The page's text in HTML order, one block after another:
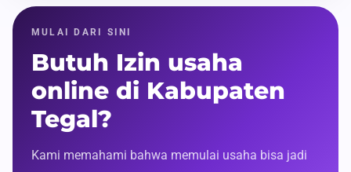
MULAI DARI SINI
Butuh Izin usaha
online di Kabupaten
Tegal?
Kami memahami bahwa memulai usaha bisa jadi